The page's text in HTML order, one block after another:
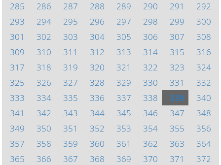
285
286 287 288 289 290 291
292
293
294 295 296 297 298 299
300
301
302 303 304 305 306 307
308
309
310 311 312 313 314 315
316
317
318 319 320 321 322 323
324
325
326 327 328 329 330 331
332
333
334 335 336 337 338 339
340
341
342 343 344 345 346 347
348
349
350 351 352 353 354 355
356
357
358 359 360 361 362 363
364
365
366 367 368 369 370 371
372